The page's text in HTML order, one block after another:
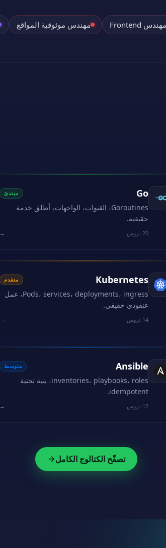
مهندس Frontend مهندس موثوقية المواقع
Go مبتدئ
Goroutines، القنوات، الواجهات، أطلق خدمة
حقيقية.
20 دروس →
Kubernetes متقدم
Pods، services، deployments، ingress، عمل
عنقودي حقيقي.
14 دروس →
Ansible متوسط
inventories، playbooks، roles، بنية تحتية
idempotent.
12 دروس →
تصفّح الكتالوج الكامل